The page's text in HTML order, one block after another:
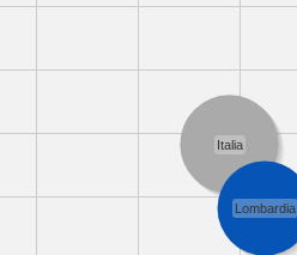
Italia
Lombardia